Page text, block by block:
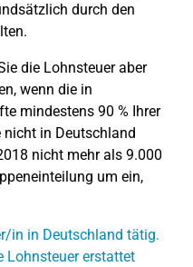
durch den
die Lohnsteuer aber
wenn die in
mindestens 90 % Ihrer
nicht in Deutschland
nicht mehr als 9.000
um ein,
in in Deutschland tätig.
Lohnsteuer erstattet